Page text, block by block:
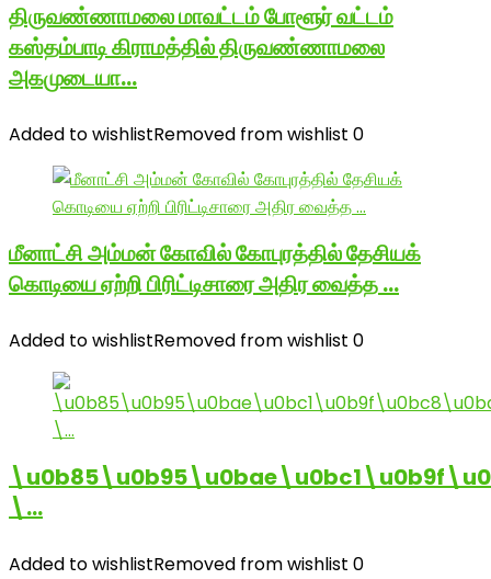
திருவண்ணாமலை மாவட்டம் போளூர் வட்டம்
கஸ்தம்பாடி கிராமத்தில் திருவண்ணாமலை
அகமுடையா…
Added to wishlistRemoved from wishlist 0
மீனாட்சி அம்மன் கோவில் கோபுரத்தில் தேசியக்
கொடியை ஏற்றி பிரிட்டிசாரை அதிர வைத்த …
Added to wishlistRemoved from wishlist 0
\…
Added to wishlistRemoved from wishlist 0